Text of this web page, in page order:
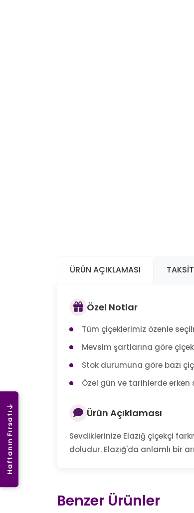
Haftanın Fırsatı
ÜRÜN AÇIKLAMASI
Özel Notlar
Tüm çiçeklerimiz özenle
Mevsim şartlarına göre
Stok durumuna göre bazı
Özel gün ve tarihlerde
Ürün Açıklaması
Sevdiklerinize Elazığ çiçekçi
doludur. Elazığ'da anlamlı bir
Benzer Ürünler